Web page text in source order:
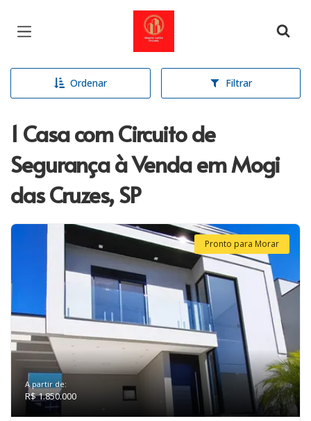
Página inicial
Ordenar Filtrar
1 Casa com Circuito de
Segurança à Venda em Mogi
das Cruzes, SP
Pronto para Morar
A partir de:
R$ 1.850.000